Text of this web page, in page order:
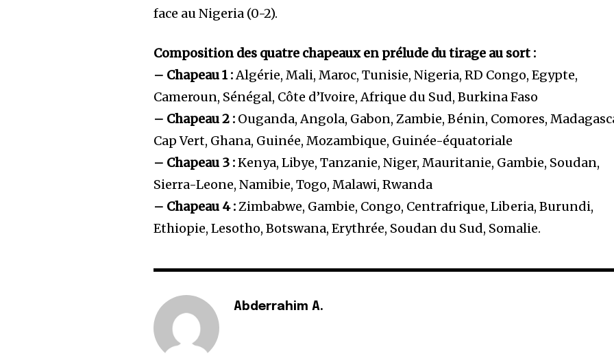
face au Nigeria (0-2).
Composition des quatre chapeaux en prélude du tirage au sort :
– Chapeau 1 :Algérie, Mali, Maroc, Tunisie, Nigeria, RD Congo, Egypte,
Cameroun, Sénégal, Côte d’Ivoire, Afrique du Sud, Burkina Faso
– Chapeau 2 : Ouganda, Angola, Gabon, Zambie, Bénin, Comores,
Cap Vert, Ghana, Guinée, Mozambique, Guinée-équatoriale
– Chapeau 3 :Kenya, Libye, Tanzanie, Niger, Mauritanie, Gambie, Soudan,
Sierra-Leone, Namibie, Togo, Malawi, Rwanda
– Chapeau 4 :Zimbabwe, Gambie, Congo, Centrafrique, Liberia, Burundi,
Ethiopie, Lesotho, Botswana, Erythrée, Soudan du Sud, Somalie.
Abderrahim A.